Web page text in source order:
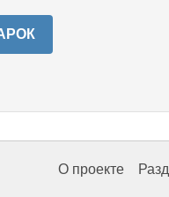
О проекте